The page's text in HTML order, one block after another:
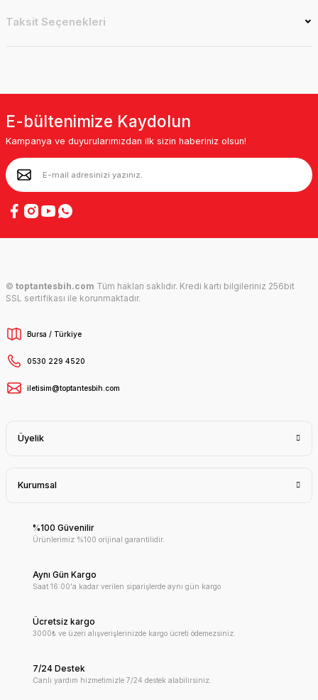
Taksit Seçenekleri
E-bültenimize Kaydolun
Kampanya ve duyurularımızdan ilk sizin haberiniz olsun!
© toptantesbih.com Tüm hakları saklıdır. Kredi kartı bilgileriniz 256bit
SSL sertifikası ile korunmaktadır.
Bursa / Türkiye
0530 229 4520
iletisim@toptantesbih.com
Üyelik
Kurumsal
%100 Güvenilir
Ürünlerimiz %100 orijinal garantilidir.
Aynı Gün Kargo
Saat 16:00'a kadar verilen siparişlerde aynı gün kargo
Ücretsiz kargo
3000₺ ve üzeri alışverişlerinizde kargo ücreti ödemezsiniz.
7/24 Destek
Canlı yardım hizmetimizle 7/24 destek alabilirsiniz.